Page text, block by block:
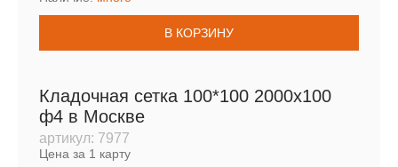
В КОРЗИНУ
Кладочная сетка 100*100 2000х100
ф4 в Москве
артикул: 7977
Цена за 1 карту